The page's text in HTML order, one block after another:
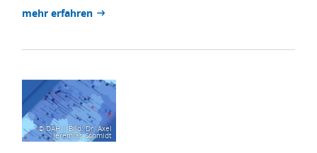
mehr erfahren
© DAH | Bild: Dr. Axel
Jeremias Schmidt